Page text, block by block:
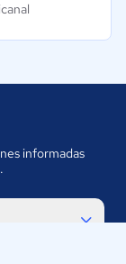
informadas